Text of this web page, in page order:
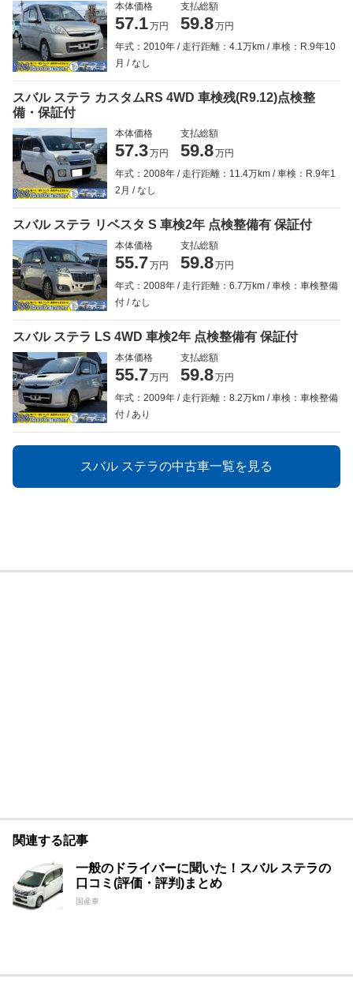
本体価格
57.1万円
支払総額
59.8万円
年式：2010年
走行距離：4.1万km
車検：R.9年10
月
なし
スバル ステラ カスタムRS 4WD 車検残(R9.12)点検整
備・保証付
本体価格
57.3万円
支払総額
59.8万円
年式：2008年
走行距離：11.4万km
車検：R.9年1
2月
なし
スバル ステラ リベスタ S 車検2年 点検整備有 保証付
本体価格
55.7万円
支払総額
59.8万円
年式：2008年
走行距離：6.7万km
車検：車検整備
付
なし
スバル ステラ LS 4WD 車検2年 点検整備有 保証付
本体価格
55.7万円
支払総額
59.8万円
年式：2009年
走行距離：8.2万km
車検：車検整備
付
あり
スバル ステラの中古車一覧を見る
関連する記事
一般のドライバーに聞いた！スバル ステラの
口コミ(評価・評判)まとめ
国産車